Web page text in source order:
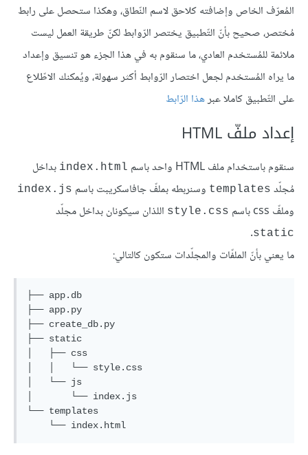
المُعرّف الخاص وإضافته كلاحق لاسم النّطاق، وهكذا ستحصل على رابط
مُختصر، صحيح بأنّ التّطبيق يختصر الرّوابط لكنّ طريقة العمل ليست
ملائمة للمُستخدم العادي، ما سنقوم به في هذا الجزء هو تنسيق وإعداد
ما يراه المُستخدم لجعل اختصار الرّوابط أكثر سهولة، ويُمكنك الاطّلاع
على التّطبيق كاملا عبرهذا الرّابط
إعداد ملفّ HTML
سنقوم باستخدام ملف HTML واحد باسم index.html بداخل
مُجلّد templates وسنربطه بملفّ جافاسكريبت باسم index.js
وملفّ css باسم style.css اللذان سيكونان بداخل مجلّد
static
.
ما يعني بأنّ الملفّات والمجلّدات ستكون كالتالي:
├── app.db
├── app.py
├── create_db.py
├── static
│   ├── css
│   │   └── style.css
│   └── js
│       └── index.js
└── templates
    └── index.html